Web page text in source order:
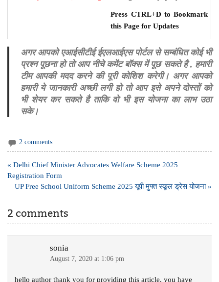
Press CTRL+D to Bookmark
this Page for Updates
अगर आपको एआईसीटीई ईएलआईएस पोर्टल से सम्बंधित कोई भी
प्रश्न पूछना हो तो आप नीचे कमेंट बॉक्स में पूछ सकते है , हमारी
टीम आपकी मदद करने की पूरी कोशिश करेगी। अगर आपको
हमारी ये जानकारी अच्छी लगी हो तो आप इसे अपने दोस्तों को
भी शेयर कर सकते है ताकि वो भी इस योजना का लाभ उठा
सके।
2 comments
Post
navigation
« Delhi Chief Minister Advocates Welfare Scheme 2025
Registration Form
UP Free School Uniform Scheme 2025 यूपी मुफ्त स्कूल ड्रेस योजना »
2 comments
sonia
August 7, 2020 at 1:06 pm
hello author thank you for providing this article. you have